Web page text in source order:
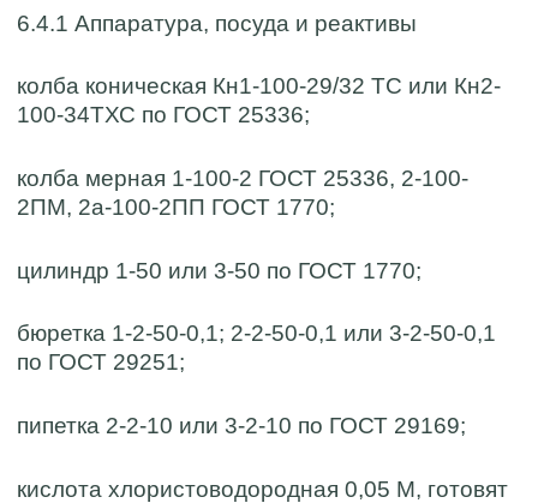
6.4.1 Аппаратура, посуда и реактивы
колба коническая Кн1-100-29/32 ТС или Кн2-
100-34ТХС по ГОСТ 25336;
колба мерная 1-100-2 ГОСТ 25336, 2-100-
2ПМ, 2а-100-2ПП ГОСТ 1770;
цилиндр 1-50 или 3-50 по ГОСТ 1770;
бюретка 1-2-50-0,1; 2-2-50-0,1 или 3-2-50-0,1
по ГОСТ 29251;
пипетка 2-2-10 или 3-2-10 по ГОСТ 29169;
кислота хлористоводородная 0,05 М, готовят